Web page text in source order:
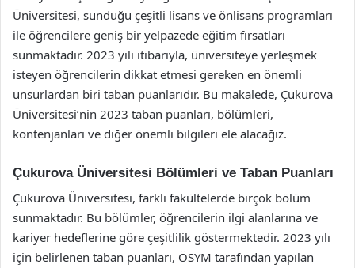
Üniversitesi, sunduğu çeşitli lisans ve önlisans programları
ile öğrencilere geniş bir yelpazede eğitim fırsatları
sunmaktadır. 2023 yılı itibarıyla, üniversiteye yerleşmek
isteyen öğrencilerin dikkat etmesi gereken en önemli
unsurlardan biri taban puanlarıdır. Bu makalede, Çukurova
Üniversitesi’nin 2023 taban puanları, bölümleri,
kontenjanları ve diğer önemli bilgileri ele alacağız.
Çukurova Üniversitesi Bölümleri ve Taban Puanları
Çukurova Üniversitesi, farklı fakültelerde birçok bölüm
sunmaktadır. Bu bölümler, öğrencilerin ilgi alanlarına ve
kariyer hedeflerine göre çeşitlilik göstermektedir. 2023 yılı
için belirlenen taban puanları, ÖSYM tarafından yapılan